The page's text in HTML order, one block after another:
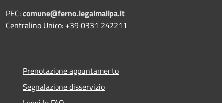
PEC:comune@ferno.legalmailpa.it
Centralino Unico: +39 0331 242211
Prenotazione appuntamento
Segnalazione disservizio